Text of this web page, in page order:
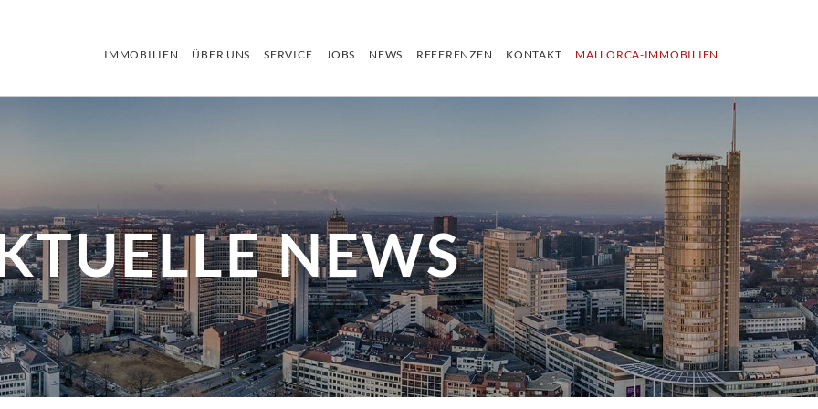
IMMOBILIEN ÜBER UNS SERVICE JOBS NEWS REFERENZEN KONTAKT MALLORCA-IMMOBILIEN
NEWS